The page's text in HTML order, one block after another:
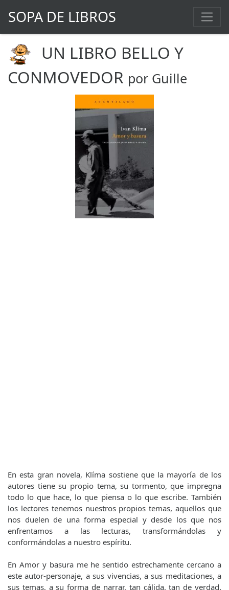
SOPA DE LIBROS
UN LIBRO BELLO Y
CONMOVEDOR por Guille
En esta gran novela, Klíma sostiene que la mayoría de los
autores tiene su propio tema, su tormento, que impregna
todo lo que hace, lo que piensa o lo que escribe. También
los lectores tenemos nuestros propios temas, aquellos que
nos duelen de una forma especial y desde los que nos
enfrentamos a las lecturas, transformándolas y
conformándolas a nuestro espíritu.
En Amor y basura me he sentido estrechamente cercano a
este autor-personaje, a sus vivencias, a sus meditaciones, a
sus temas, a su forma de narrar, tan cálida, tan de verdad.